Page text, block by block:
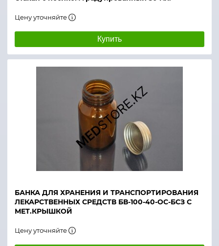
Цену уточняйте
Купить
БАНКА ДЛЯ ХРАНЕНИЯ И ТРАНСПОРТИРОВАНИЯ
ЛЕКАРСТВЕННЫХ СРЕДСТВ БВ-100-40-ОС-БСЗ С
МЕТ.КРЫШКОЙ
Цену уточняйте